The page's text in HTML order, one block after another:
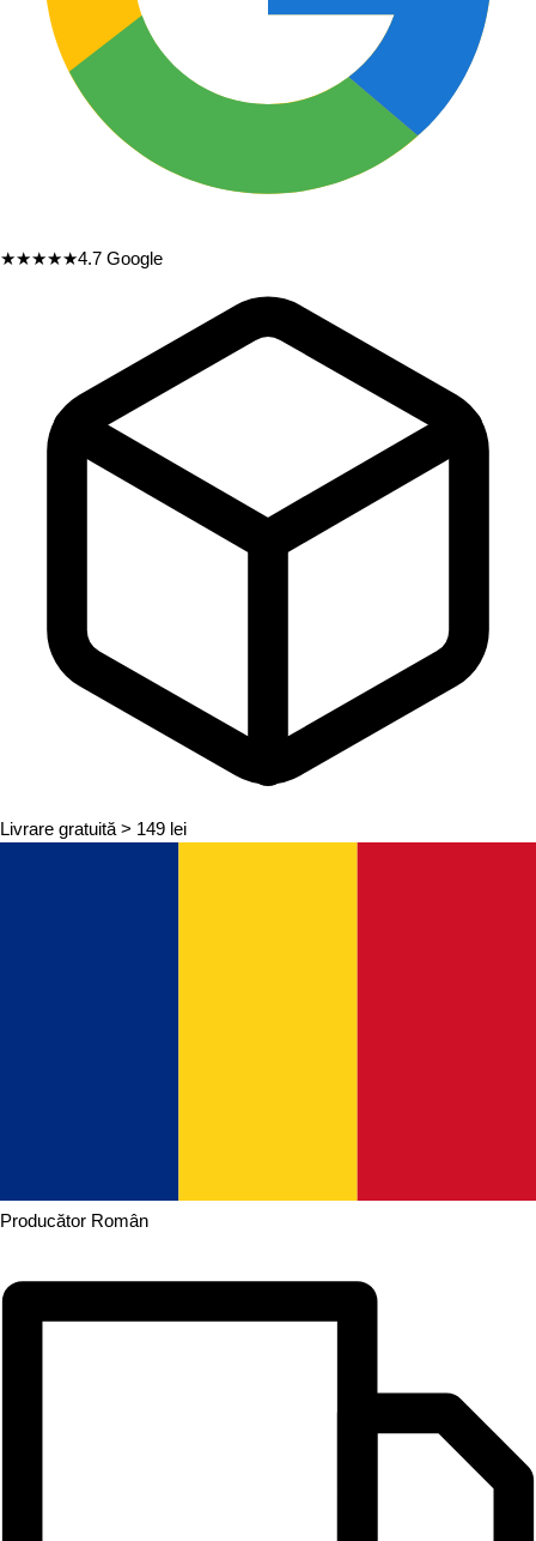
★★★★★4.7 Google
Livrare gratuită > 149 lei
Producător Român